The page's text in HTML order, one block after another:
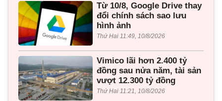
Từ 10/8, Google Drive thay
đổi chính sách sao lưu
hình ảnh
Thứ Hai 11:49, 10/8/2026
Vimico lãi hơn 2.400 tỷ
đồng sau nửa năm, tài sản
vượt 12.300 tỷ đồng
Thứ Hai 11:21, 10/8/2026